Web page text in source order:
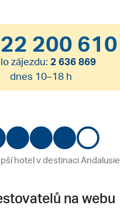
200 610
zájezdu: 2 636 869
dnes 10–18 h
hotel v destinaci Andalusie
na webu